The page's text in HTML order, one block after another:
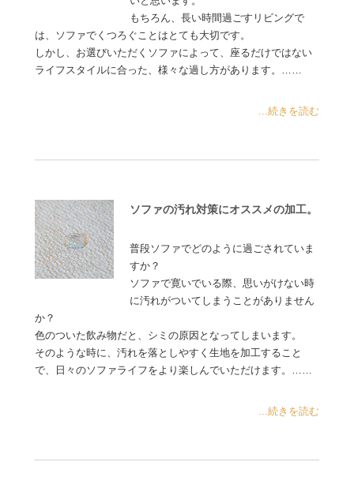
もちろん、長い時間過ごすリビングで
は、ソファでくつろぐことはとても大切です。
しかし、お選びいただくソファによって、座るだけではない
ライフスタイルに合った、様々な過し方があります。……
...続きを読む
ソファの汚れ対策にオススメの加工。
普段ソファでどのように過ごされていま
すか？
ソファで寛いでいる際、思いがけない時
に汚れがついてしまうことがありません
か？
色のついた飲み物だと、シミの原因となってしまいます。
そのような時に、汚れを落としやすく生地を加工すること
で、日々のソファライフをより楽しんでいただけます。……
...続きを読む